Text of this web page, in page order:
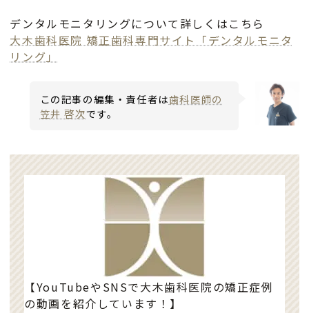
デンタルモニタリングについて詳しくはこちら
大木歯科医院 矯正歯科専門サイト「デンタルモニタ
リング」
この記事の編集・責任者は歯科医師の
笠井 啓次です。
【YouTubeやSNSで大木歯科医院の矯正症例
の動画を紹介しています！】